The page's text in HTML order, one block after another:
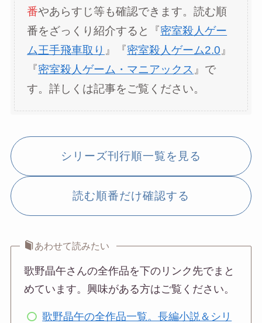
番やあらすじ等も確認できます。読む順
番をざっくり紹介すると『密室殺人ゲー
ム王手飛車取り 』『密室殺人ゲーム2.0 』
『密室殺人ゲーム・マニアックス 』で
す。詳しくは記事をご覧ください。
シリーズ刊行順一覧を見る
読む順番だけ確認する
あわせて読みたい
歌野晶午さんの全作品を下のリンク先でまと
めています。興味がある方はご覧ください。
歌野晶午の全作品一覧。長編小説＆シリ